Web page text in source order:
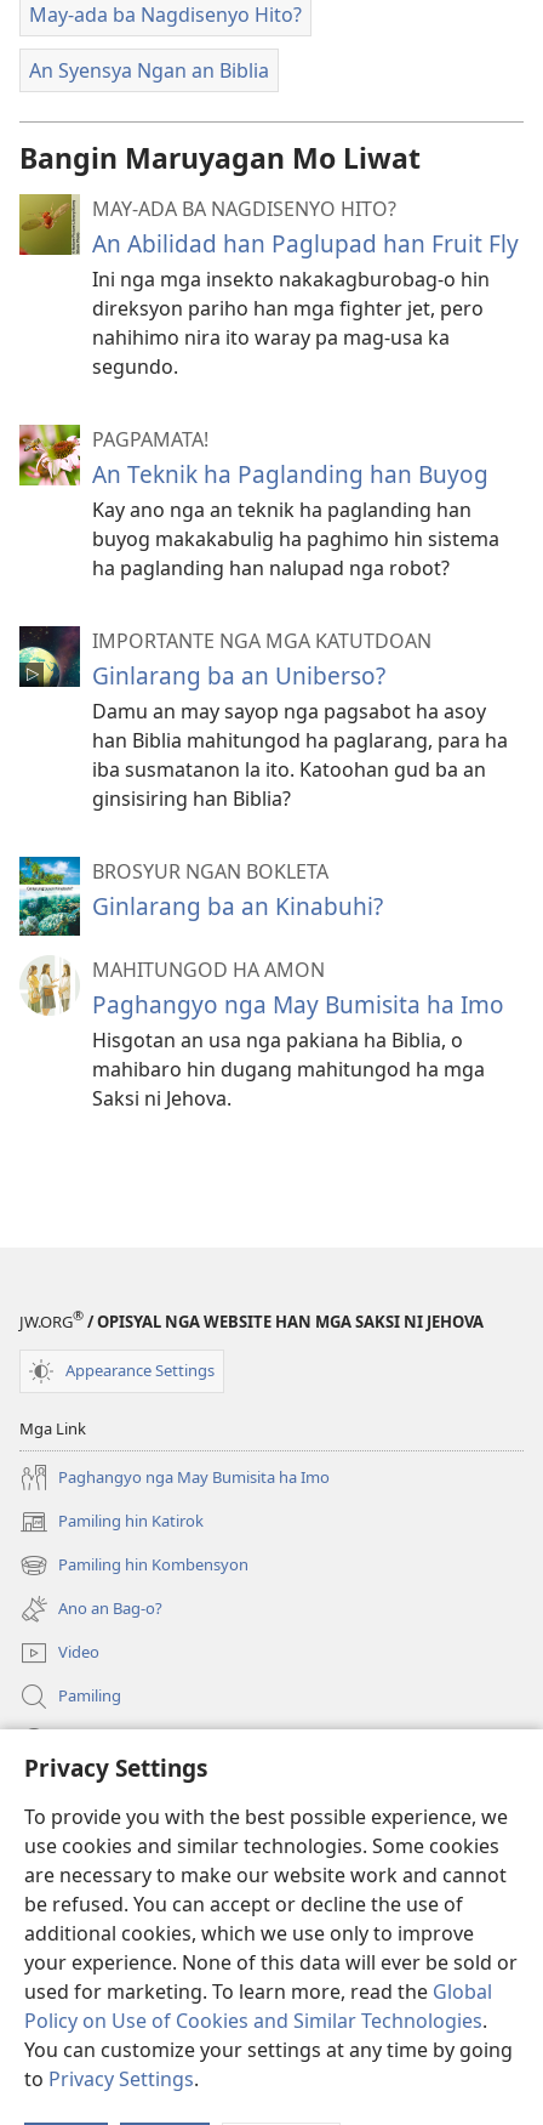
Privacy Settings
To provide you with the best possible experience, we
use cookies and similar technologies. Some cookies
are necessary to make our website work and cannot
be refused. You can accept or decline the use of
additional cookies, which we use only to improve
your experience. None of this data will ever be sold or
used for marketing. To learn more, read the Global
Policy on Use of Cookies and Similar Technologies.
You can customize your settings at any time by going
to Privacy Settings.
May-ada ba Nagdisenyo Hito?
An Syensya Ngan an Biblia
Bangin Maruyagan Mo Liwat
MAY-ADA BA NAGDISENYO HITO?
An Abilidad han Paglupad han Fruit Fly
Ini nga mga insekto nakakagburobag-o hin
direksyon pariho han mga fighter jet, pero
nahihimo nira ito waray pa mag-usa ka
segundo.
PAGPAMATA!
An Teknik ha Paglanding han Buyog
Kay ano nga an teknik ha paglanding han
buyog makakabulig ha paghimo hin sistema
ha paglanding han nalupad nga robot?
IMPORTANTE NGA MGA KATUTDOAN
Ginlarang ba an Uniberso?
Damu an may sayop nga pagsabot ha asoy
han Biblia mahitungod ha paglarang, para ha
iba susmatanon la ito. Katoohan gud ba an
ginsisiring han Biblia?
BROSYUR NGAN BOKLETA
Ginlarang ba an Kinabuhi?
MAHITUNGOD HA AMON
Paghangyo nga May Bumisita ha Imo
Hisgotan an usa nga pakiana ha Biblia, o
mahibaro hin dugang mahitungod ha mga
Saksi ni Jehova.
JW.ORG® / OPISYAL NGA WEBSITE HAN MGA SAKSI NI JEHOVA
Appearance Settings
Mga Link
Paghangyo nga May Bumisita ha Imo
Pamiling hin Katirok
(opens
new
window)
Pamiling hin Kombensyon
(opens
new
window)
Ano an Bag-o?
Video
Pamiling
(opens
window)Watchtower ONLINE LIBRARY
(opens
new
window)JW Hub ®
(opens
new
window)
Copyright© 2026 Watch Tower Bible and Tract Society of Pennsylvania.
MGA KONDISYON HA PAGGAMIT